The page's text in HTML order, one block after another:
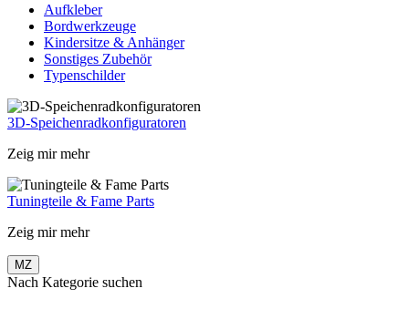
Aufkleber
Bordwerkzeuge
Kindersitze & Anhänger
Sonstiges Zubehör
Typenschilder
3D-Speichenradkonfiguratoren
Zeig mir mehr
Tuningteile & Fame Parts
Zeig mir mehr
MZ
Nach Kategorie suchen